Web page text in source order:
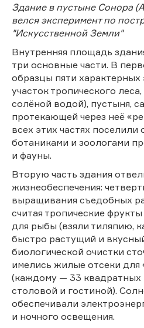
Здание в пустыне Сонора
велся эксперимент по
"Искусственной Земли"
Внутренняя площадь
три основные части. В
образцы пяти характерных
участок тропического
солёной водой), пустыня,
протекающей через неё
всех этих частях поселили
ботаниками и зоологами
и фауны.
Вторую часть здания
жизнеобеспечения:
выращивания съедобных
считая тропические
для рыбы (взяли тиляпию,
быстро растущий и
биологической очистки
имелись жилые отсеки для
(каждому — 33 квадратных
столовой и гостиной).
обеспечивали
и ночного освещения.